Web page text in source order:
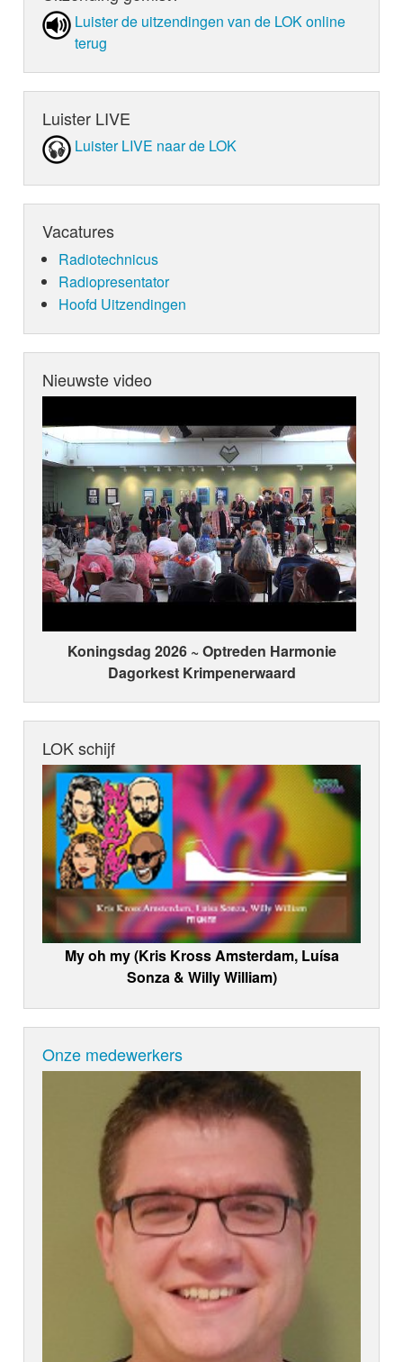
Luister de uit­zen­din­gen van de LOK online
terug
Luister LIVE
Luister LIVE naar de LOK
Vacatures
Radiotechnicus
Radiopresentator
Hoofd Uitzendingen
Nieuwste video
Koningsdag 2026 ~ Optreden Harmonie
Dagorkest Krimpenerwaard
LOK schijf
My oh my (Kris Kross Amsterdam, Luísa
Sonza & Willy William)
Onze medewerkers